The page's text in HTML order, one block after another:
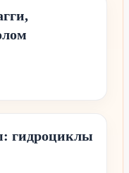
гидроциклы